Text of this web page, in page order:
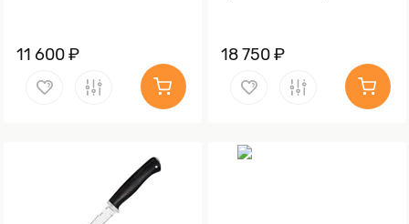
11 600 ₽ 18 750 ₽